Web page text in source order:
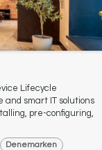
Lifecycle
and smart IT solutions
pre-configuring,
Denemarken